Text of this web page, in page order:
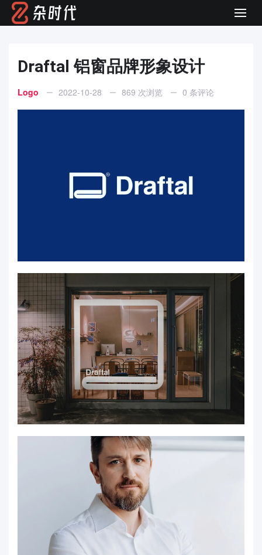
Menu
Draftal 铝窗品牌形象设计
Logo 2022-10-28 869 次浏览 0 条评论